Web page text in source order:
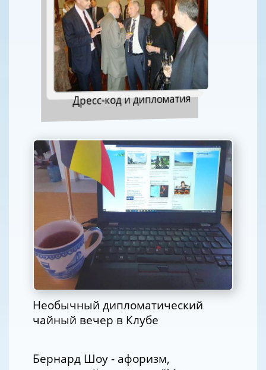
Дресс-код и дипломатия
Необычный дипломатический
чайный вечер в Клубе
Бернард Шоу - афоризм,